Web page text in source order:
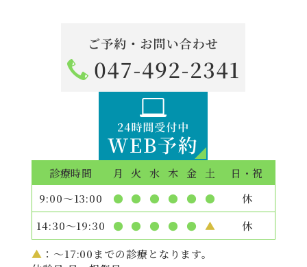
診療時間 月 火 水 木 金 土
日・祝
9:00〜13:00
● ● ● ● ● ●
休
14:30〜19:30
● ● ● ● ● ▲
休
▲ ：〜17:00までの診療となります。